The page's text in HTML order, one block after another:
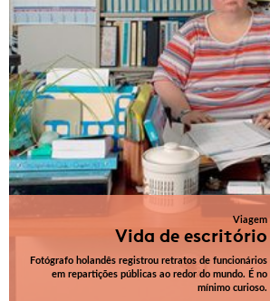
Viagem
Vida de escritório
Fotógrafo holandês registrou retratos de funcionários
em repartições públicas ao redor do mundo. É no
mínimo curioso.